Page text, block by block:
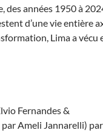
des années 1950 à
d’une vie entière
Lima a vécu
Fernandes &
Ameli Jannarelli)